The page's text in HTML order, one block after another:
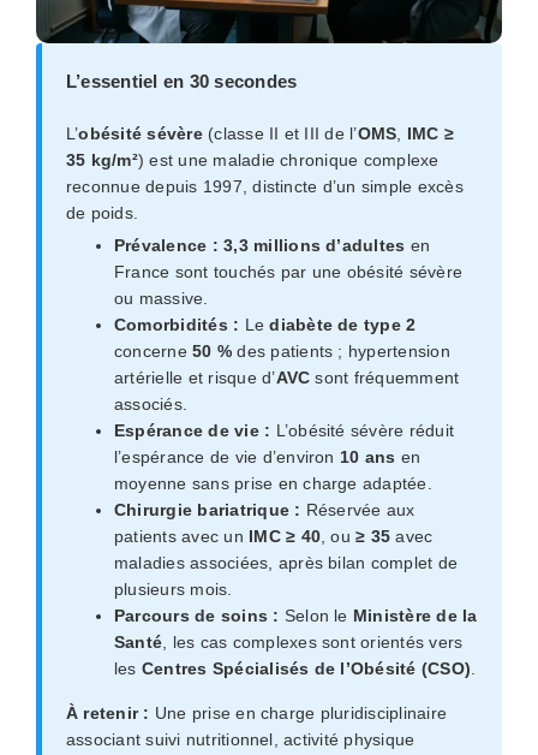
L’essentiel en 30 secondes
L’obésité sévère(classe II et III de l’OMS
IMC ≥
35 kg/m²) est une maladie chronique complexe
reconnue depuis 1997, distincte d’un simple excès
de poids.
Prévalence : 3,3 millions d’adultes en
France sont touchés par une obésité sévère
ou massive.
Comorbidités : Lediabète de type 2
concerne50 % des patients ; hypertension
artérielle et risque d’AVC sont fréquemment
associés.
Espérance de vie : L’obésité sévère réduit
l’espérance de vie d’environ 10 ans en
moyenne sans prise en charge adaptée.
Chirurgie bariatrique : Réservée aux
patients avec un IMC ≥ 40 , ou≥ 35 avec
maladies associées, après bilan complet de
plusieurs mois.
Parcours de soins : Selon le Ministère de la
Santé , les cas complexes sont orientés vers
les Centres Spécialisés de l’Obésité (CSO)
À retenir : Une prise en charge pluridisciplinaire
associant suivi nutritionnel, activité physique